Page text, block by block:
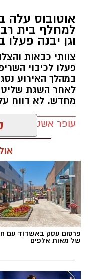
למחלף בית
וגן יבנה פעלו
צוותי כבאות
פעלו לכיבוי
לאחר השגת
מחדש. לא דווח
עופר אשטוקר / 20:52 08.08.26
תגים:שריפת
פרסום עסק באשדוד עם
של מאות אלפים